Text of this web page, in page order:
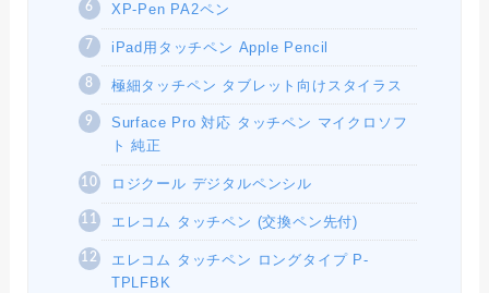
XP-Pen PA2ペン
iPad用タッチペン Apple Pencil
極細タッチペン タブレット向けスタイラス
Surface Pro 対応 タッチペン マイクロソフ
ト 純正
ロジクール デジタルペンシル
エレコム タッチペン (交換ペン先付)
エレコム タッチペン ロングタイプ P-
TPLFBK